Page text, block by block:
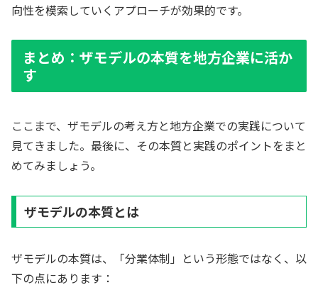
向性を模索していくアプローチが効果的です。
まとめ：ザモデルの本質を地方企業に活か
す
ここまで、ザモデルの考え方と地方企業での実践について
見てきました。最後に、その本質と実践のポイントをまと
めてみましょう。
ザモデルの本質とは
ザモデルの本質は、「分業体制」という形態ではなく、以
下の点にあります：